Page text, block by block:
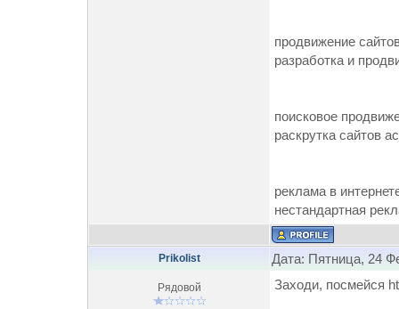
продвижение
разработка и
поисковое
раскрутка сайтов
реклама в
нестандартная
Prikolist Дата: Пятница, 24
Рядовой Заходи, посмейся